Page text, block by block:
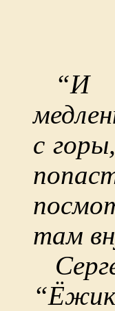
“И
с
там